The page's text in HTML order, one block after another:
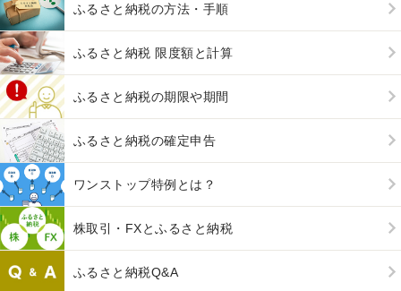
ふるさと納税の方法・手順
ふるさと納税 限度額と計算
ふるさと納税の期限や期間
ふるさと納税の確定申告
ワンストップ特例とは？
株取引・FXとふるさと納税
ふるさと納税Q&A